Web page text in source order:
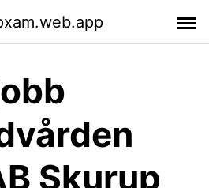
Skurup